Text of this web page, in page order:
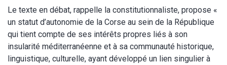
Le texte en débat, rappelle la constitutionnaliste, propose «
un statut d’autonomie de la Corse au sein de la République
qui tient compte de ses intérêts propres liés à son
insularité méditerranéenne et à sa communauté historique,
linguistique, culturelle, ayant développé un lien singulier à